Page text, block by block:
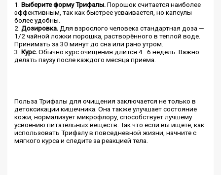
1.Выберите форму Трифалы.Порошок считается наиболее
эффективным, так как быстрее усваивается, но капсулы
более удобны.
2.Дозировка. Для взрослого человека стандартная доза —
1/2 чайной ложки порошка, растворённого в теплой воде.
Принимать за 30 минут до сна или рано утром.
3.Курс.Обычно курс очищения длится 4–6 недель. Важно
делать паузу после каждого месяца приема.
Польза Трифалы для очищения заключается не только в
детоксикации кишечника. Она также улучшает состояние
кожи, нормализует микрофлору, способствует лучшему
усвоению питательных веществ. Так что если вы ищете, как
использовать Трифалу в повседневной жизни, начните с
мягкого курса и следите за реакцией тела.